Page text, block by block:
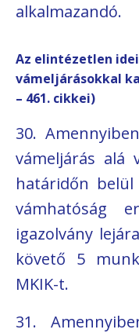
alkalmazandó.
Az elintézetlen
vámeljárásokkal
– 461. cikkei)
30.
vámeljárás alá
határidőn
vámhatóság
igazolvány
követő 5
MKIK-t.
31.